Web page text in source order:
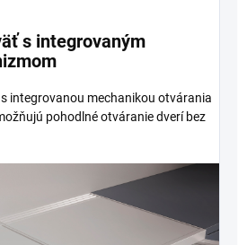
s integrovaným
integrovanou mechanikou otvárania
pohodlné otváranie dverí bez